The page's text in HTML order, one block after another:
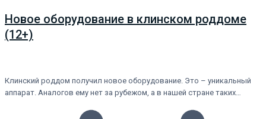
Новое оборудование в клинском роддоме
(12+)
Клинский роддом получил новое оборудование. Это – уникальный
аппарат. Аналогов ему нет за рубежом, а в нашей стране таких…